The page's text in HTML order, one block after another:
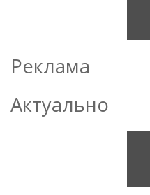
Реклама
Актуально